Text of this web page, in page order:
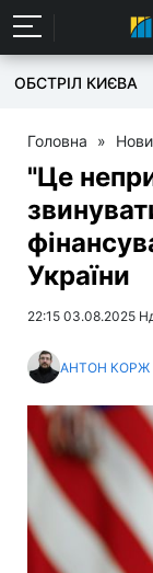
ОБСТРІЛ КИЄВА
Головна »
"Це
України
22:15 03.08.2025
АНТОН КОРЖ